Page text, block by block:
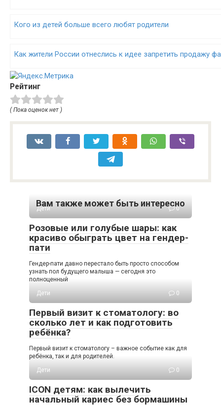
Кого из детей больше всего любят родители
Как жители России отнеслись к идее запретить продажу
Рейтинг
( Пока оценок нет )
Вам также может быть интересно
Дети 0
Розовые или голубые шары: как
красиво обыграть цвет на гендер-
пати
Гендер-пати давно перестало быть просто способом
узнать пол будущего малыша — сегодня это
полноценный
Дети
0
Первый визит к стоматологу: во
сколько лет и как подготовить
ребёнка?
Первый визит к стоматологу – важное событие как для
ребёнка, так и для родителей.
Дети
0
ICON детям: как вылечить
начальный кариес без бормашины